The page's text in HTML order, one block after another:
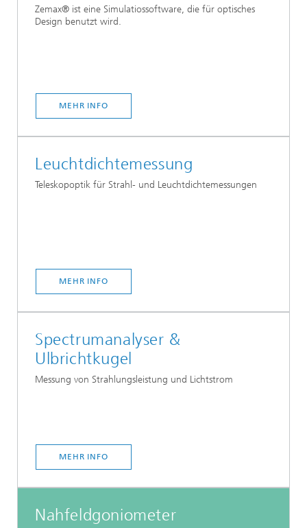
Zemax® ist eine Simulatiossoftware, die für optisches
Design benutzt wird.
MEHR INFO
Leuchtdichtemessung
Teleskopoptik für Strahl- und Leuchtdichtemessungen
MEHR INFO
Spectrumanalyser &
Ulbrichtkugel
Messung von Strahlungsleistung und Lichtstrom
MEHR INFO
Nahfeldgoniometer